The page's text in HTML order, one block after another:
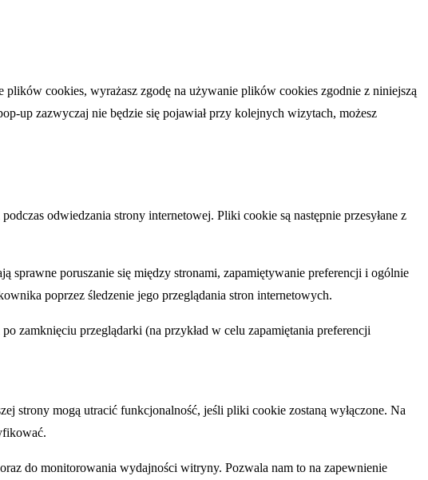
cookies, wyrażasz zgodę na używanie plików cookies zgodnie z niniejszą
up zazwyczaj nie będzie się pojawiał przy kolejnych wizytach, możesz
odwiedzania strony internetowej. Pliki cookie są następnie przesyłane z
poruszanie się między stronami, zapamiętywanie preferencji i ogólnie
poprzez śledzenie jego przeglądania stron internetowych.
zamknięciu przeglądarki (na przykład w celu zapamiętania preferencji
strony mogą utracić funkcjonalność, jeśli pliki cookie zostaną wyłączone. Na
do monitorowania wydajności witryny. Pozwala nam to na zapewnienie